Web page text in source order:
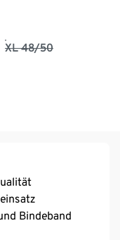
XL 48/50
Bindeband